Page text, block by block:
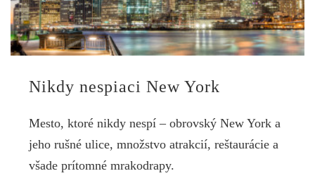
Nikdy nespiaci New York
Mesto, ktoré nikdy nespí – obrovský New York a
jeho rušné ulice, množstvo atrakcií, reštaurácie a
všade prítomné mrakodrapy.